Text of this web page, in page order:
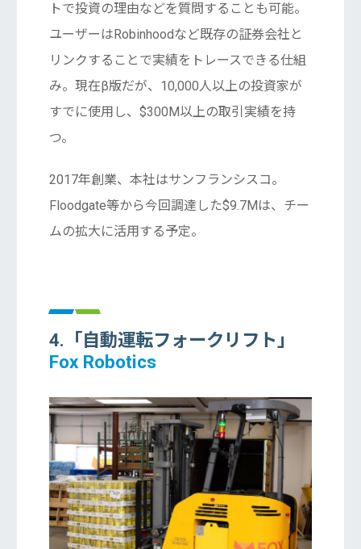
トで投資の理由などを質問することも可能。
ユーザーはRobinhoodなど既存の証券会社と
リンクすることで実績をトレースできる仕組
み。現在β版だが、10,000人以上の投資家が
すでに使用し、$300M以上の取引実績を持
つ。
2017年創業、本社はサンフランシスコ。
Floodgate等から今回調達した$9.7Mは、チー
ムの拡大に活用する予定。
4.「自動運転フォークリフト」
Fox Robotics